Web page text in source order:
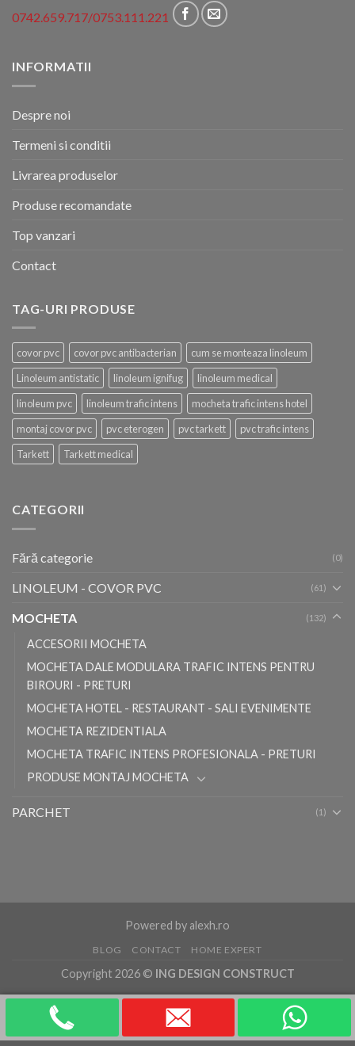
0742.659.717/0753.111.221
INFORMATII
Despre noi
Termeni si conditii
Livrarea produselor
Produse recomandate
Top vanzari
Contact
TAG-URI PRODUSE
covor pvc covor pvc antibacterian
cum se monteaza linoleum
Linoleum antistatic
linoleum ignifug
linoleum medical
linoleum pvc
linoleum trafic intens
mocheta trafic intens hotel
montaj covor pvc
pvc eterogen pvc tarkett
pvc trafic intens
Tarkett
Tarkett medical
CATEGORII
Fără categorie (0)
LINOLEUM - COVOR PVC (61)
MOCHETA (132)
ACCESORII MOCHETA
MOCHETA DALE MODULARA TRAFIC INTENS PENTRU
BIROURI - PRETURI
MOCHETA HOTEL - RESTAURANT - SALI EVENIMENTE
MOCHETA REZIDENTIALA
MOCHETA TRAFIC INTENS PROFESIONALA - PRETURI
PRODUSE MONTAJ MOCHETA
PARCHET (1)
Powered by alexh.ro
BLOG CONTACT HOME EXPERT
Copyright 2026 © ING DESIGN CONSTRUCT